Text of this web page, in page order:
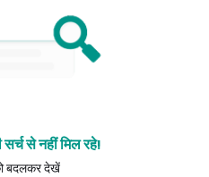
से नहीं मिल रहे!
बदलकर देखें